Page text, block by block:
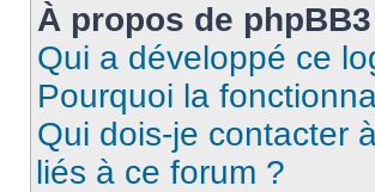
À propos de phpBB3
Qui a développé ce
Pourquoi la
Qui dois-je contacter
liés à ce forum ?